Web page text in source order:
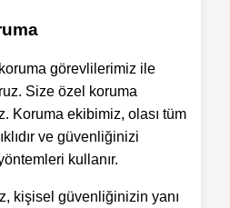
görevlilerimiz ile
Size özel koruma
Koruma ekibimiz, olası tüm
ve güvenliğinizi
kullanır.
kişisel güvenliğinizin yanı